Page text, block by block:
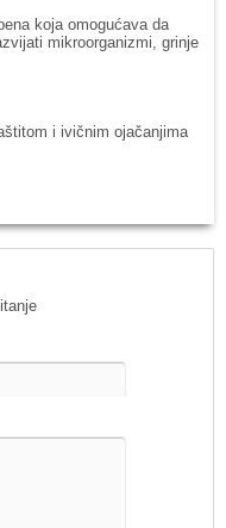
koja omogućava da
mikroorganizmi, grinje
i ivičnim ojačanjima